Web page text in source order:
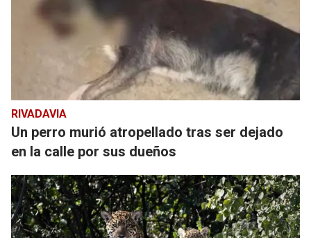
RIVADAVIA
Un perro murió atropellado tras ser dejado
en la calle por sus dueños